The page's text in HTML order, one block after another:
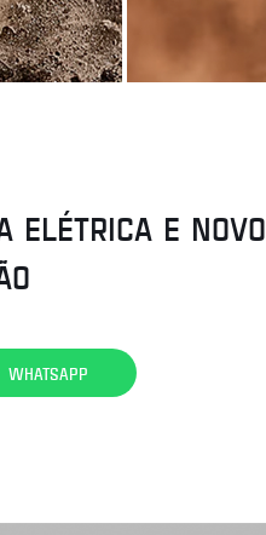
ELÉTRICA E NOVO
WHATSAPP